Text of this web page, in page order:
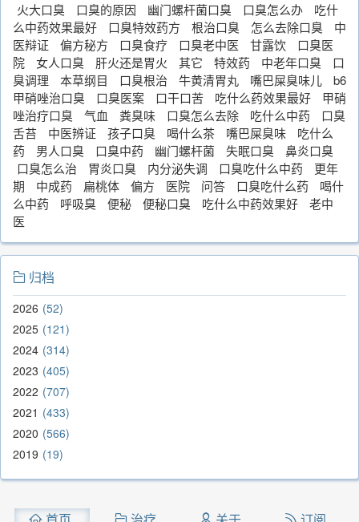
火大口臭 口臭的原因 幽门螺杆菌口臭 口臭怎么办
吃什
么中药效果最好
口臭特效药方 根治口臭 怎么去除口臭
中
医辩证
偏方秘方 口臭食疗 口臭老中医 甘露饮
口臭医
院
女人口臭 肝火还是胃火 其它 特效药 中老年口臭
口
臭调理
本草纲目 口臭根治 牛黄清胃丸 嘴巴屎臭味儿
b6
甲硝唑治口臭
口臭医案 口干口苦 吃什么药效果最好
甲硝
唑治疗口臭
气血 粪臭味 口臭怎么去除 吃什么中药
口臭
舌苔
中医辨证 孩子口臭 喝什么茶 嘴巴屎臭味
吃什么
药
男人口臭 口臭中药 幽门螺杆菌 失眠口臭
鼻炎口臭
口臭怎么治
胃炎口臭 内分泌失调 口臭吃什么中药
更年
期
中成药 扁桃体 偏方 医院 问答 口臭吃什么药
喝什
么中药
呼吸臭 便秘 便秘口臭 吃什么中药效果好
老中
医
归档
2026 52
2025 121
2024 314
2023 405
2022 707
2021
433
2020 566
2019 19